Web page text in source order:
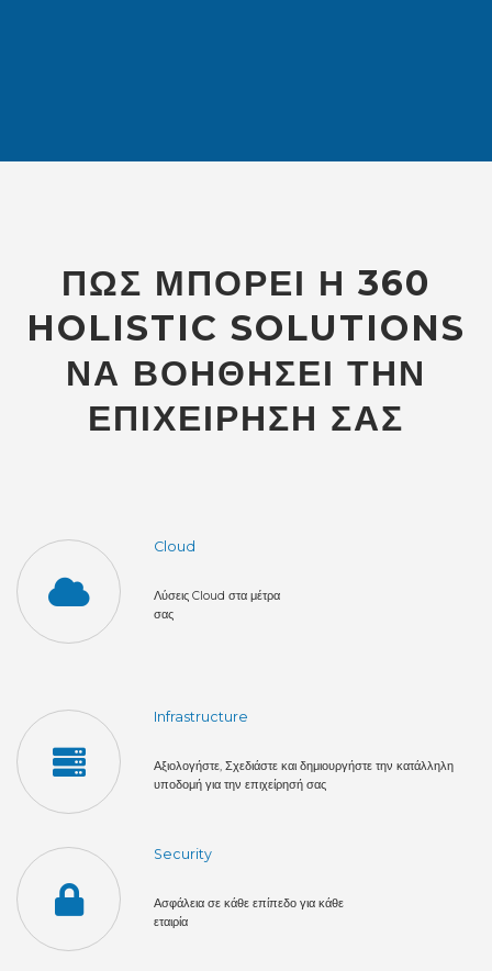
ΠΩΣ ΜΠΟΡΕΊ Η 360
HOLISTIC SOLUTIONS
ΝΑ ΒΟΗΘΉΣΕΙ ΤΗΝ
ΕΠΙΧΕΊΡΗΣΉ ΣΑΣ
Cloud
Λύσεις Cloud στα μέτρα
σας
Infrastructure
Αξιολογήστε, Σχεδιάστε και δημιουργήστε την κατάλληλη
υποδομή για την επιχείρησή σας
Security
Ασφάλεια σε κάθε επίπεδο για κάθε
εταιρία